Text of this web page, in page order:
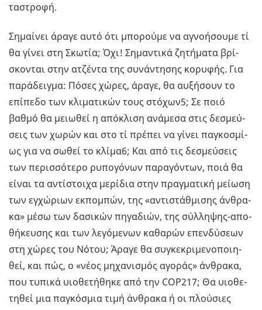
τα­στρο­φή.
Ση­μαί­νει άραγε αυτό ότι μπο­ρού­με να αγνο­ή­σου­με τί
θα γίνει στη Σκω­τία; Όχι! Ση­μα­ντι­κά ζη­τή­μα­τα βρί­
σκο­νται στην ατζέ­ντα της συ­νά­ντη­σης κο­ρυ­φής. Για
πα­ρά­δειγ­μα: Πόσες χώρες, άραγε, θα αυ­ξή­σουν το
επί­πε­δο των κλι­μα­τι­κών τους στό­χων5; Σε ποιό
βαθμό θα μειω­θεί η από­κλι­ση ανά­με­σα στις δε­σμεύ­
σεις των χωρών και στο τί πρέ­πει να γίνει πα­γκο­σμί­
ως για να σωθεί το κλίμα6; Και από τις δε­σμεύ­σεις
των πε­ρισ­σό­τε­ρο ρυ­πο­γό­νων πα­ρα­γό­ντων, ποιά θα
είναι τα αντί­στοι­χα με­ρί­δια στην πραγ­μα­τι­κή μεί­ω­ση
των εγ­χώ­ριων εκ­πο­μπών, της «αντι­στάθ­μι­σης άν­θρα­
κα» μέσω των δα­σι­κών πη­γα­διών, της σύλ­λη­ψης-απο­
θή­κευ­σης και των λε­γό­με­νων κα­θα­ρών επεν­δύ­σε­ων
στη χώρες του Νότου; Άραγε θα συ­γκε­κρι­με­νο­ποι­η­
θεί, και πώς, ο «νέος μη­χα­νι­σμός αγο­ράς» άν­θρα­κα,
που τυ­πι­κά υιο­θε­τή­θη­κε από την COP217; Θα υιο­θε­
τη­θεί μια πα­γκό­σμια τιμή άν­θρα­κα ή οι πλού­σιες